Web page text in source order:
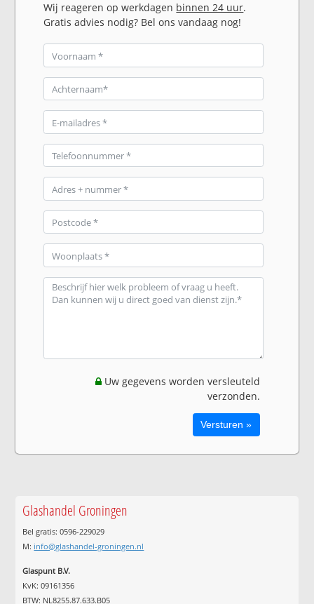
Wij reageren op werkdagen binnen 24 uur.
Gratis advies nodig? Bel ons vandaag nog!
Uw gegevens worden versleuteld
verzonden.
Glashandel Groningen
Bel gratis: 0596-229029
M: info@glashandel-groningen.nl
Glaspunt B.V.
KvK: 09161356
BTW: NL8255.87.633.B05